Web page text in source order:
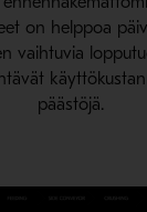
on helppoa
vaihtuvia
päästöjä.